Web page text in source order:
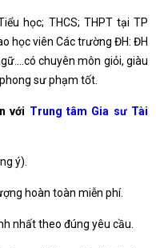
học; THCS; THPT tại TP
học viên Các trường ĐH: ĐH
chuyên môn giỏi, giàu
sư phạm tốt.
với Trung tâm Gia sư Tài
ý).
hoàn toàn miễn phí.
nhất theo đúng yêu cầu.